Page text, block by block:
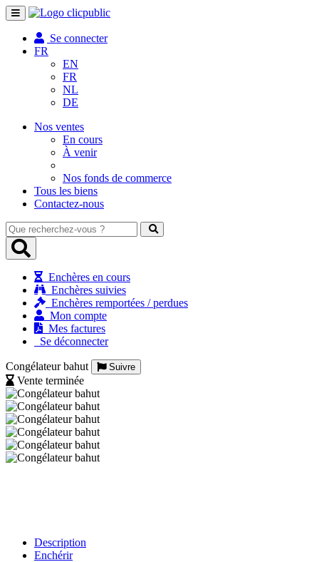
Toggle
navigation
Se connecter
FR
EN
FR
NL
DE
Nos ventes
En cours
À venir
Nos fonds de commerce
Tous les biens
Contactez-nous
Que
recherchez-
vous
Enchères en cours
Enchères suivies
Enchères remportées / perdues
Mon compte
Mes factures
Se déconnecter
Congélateur bahut Suivre
Vente terminée
Description
Enchérir